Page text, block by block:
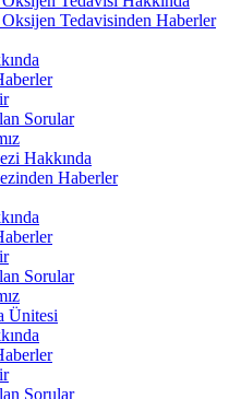
Tedavisinden Haberler
Sorular
Hakkında
Haberler
Sorular
Ünitesi
Sorular